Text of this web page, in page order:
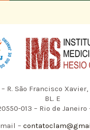
– R. São Francisco
BL. E
013 – Rio de Janeiro
–